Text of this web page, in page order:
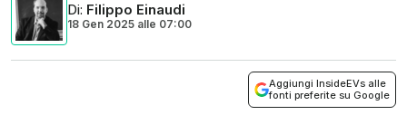
Di: Filippo Einaudi
18 Gen 2025 alle 07:00
Aggiungi InsideEVs alle
fonti preferite su Google